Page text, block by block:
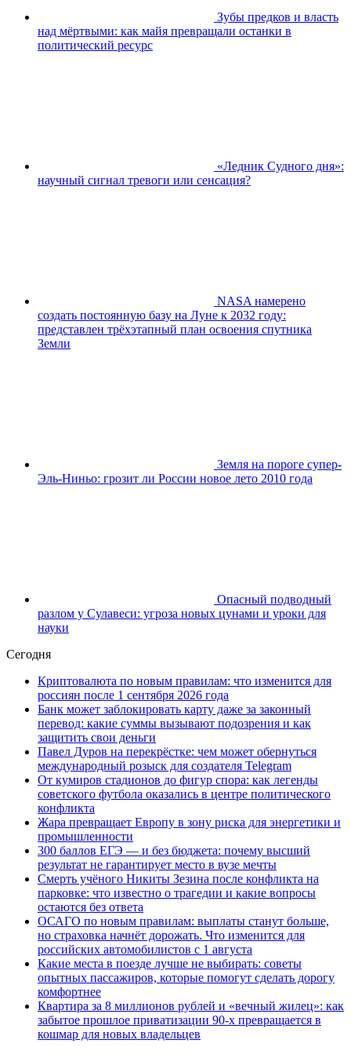
Зубы предков и власть
над мёртвыми: как майя превращали останки в
политический ресурс
«Ледник Судного дня»:
научный сигнал тревоги или сенсация?
NASA намерено
создать постоянную базу на Луне к 2032 году:
представлен трёхэтапный план освоения спутника
Земли
Земля на пороге супер-
Эль-Ниньо: грозит ли России новое лето 2010 года
Опасный подводный
разлом у Сулавеси: угроза новых цунами и уроки для
науки
Сегодня
Криптовалюта по новым правилам: что изменится для
россиян после 1 сентября 2026 года
Банк может заблокировать карту даже за законный
перевод: какие суммы вызывают подозрения и как
защитить свои деньги
Павел Дуров на перекрёстке: чем может обернуться
международный розыск для создателя Telegram
От кумиров стадионов до фигур спора: как легенды
советского футбола оказались в центре политического
конфликта
Жара превращает Европу в зону риска для энергетики и
промышленности
300 баллов ЕГЭ — и без бюджета: почему высший
результат не гарантирует место в вузе мечты
Смерть учёного Никиты Зезина после конфликта на
парковке: что известно о трагедии и какие вопросы
остаются без ответа
ОСАГО по новым правилам: выплаты станут больше,
но страховка начнёт дорожать. Что изменится для
российских автомобилистов с 1 августа
Какие места в поезде лучше не выбирать: советы
опытных пассажиров, которые помогут сделать дорогу
комфортнее
Квартира за 8 миллионов рублей и «вечный жилец»: как
забытое прошлое приватизации 90-х превращается в
кошмар для новых владельцев